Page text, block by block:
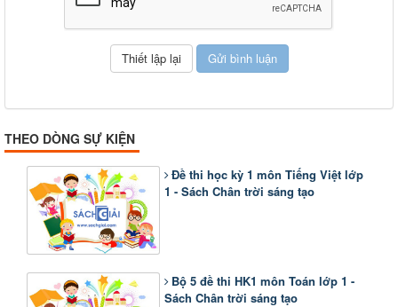
THEO DÒNG SỰ KIỆN
Đề thi học kỳ 1 môn Tiếng Việt lớp
1 - Sách Chân trời sáng tạo
Bộ 5 đề thi HK1 môn Toán lớp 1 -
Sách Chân trời sáng tạo